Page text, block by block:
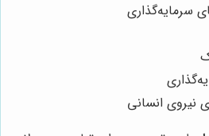
سرمایه‌گذاری
نیروی انسانی